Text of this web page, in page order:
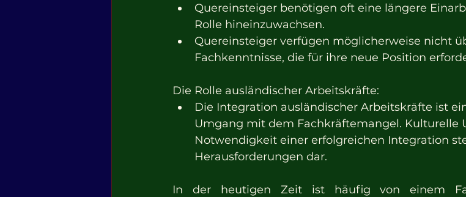
Quereinsteiger benötigen oft eine längere
Rolle hineinzuwachsen.
Quereinsteiger verfügen möglicherweise nicht
Fachkenntnisse, die für ihre neue Position
Die Rolle ausländischer Arbeitskräfte:
Die Integration ausländischer Arbeitskräfte ist
Umgang mit dem Fachkräftemangel. Kulturelle
Notwendigkeit einer erfolgreichen Integration
Herausforderungen dar.
In der heutigen Zeit ist häufig von einem